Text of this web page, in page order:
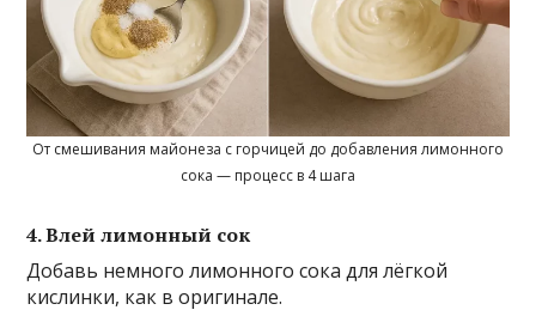
От смешивания майонеза с горчицей до добавления лимонного
сока — процесс в 4 шага
4. Влей лимонный сок
Добавь немного лимонного сока для лёгкой
кислинки, как в оригинале.